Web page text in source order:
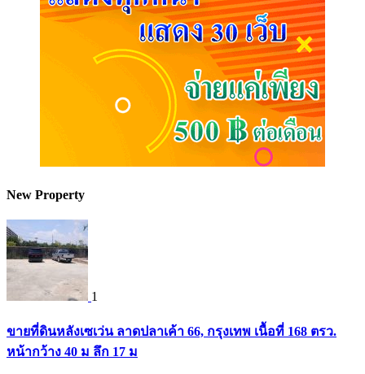
New Property
1
ขายที่ดินหลังเซเว่น ลาดปลาเค้า 66, กรุงเทพ เนื้อที่ 168 ตรว.
หน้ากว้าง 40 ม ลึก 17 ม